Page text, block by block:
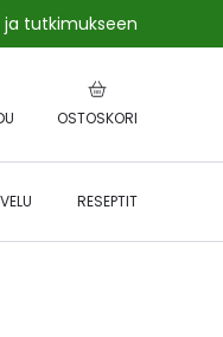
tutkimukseen
OSTOSKORI
RESEPTIT